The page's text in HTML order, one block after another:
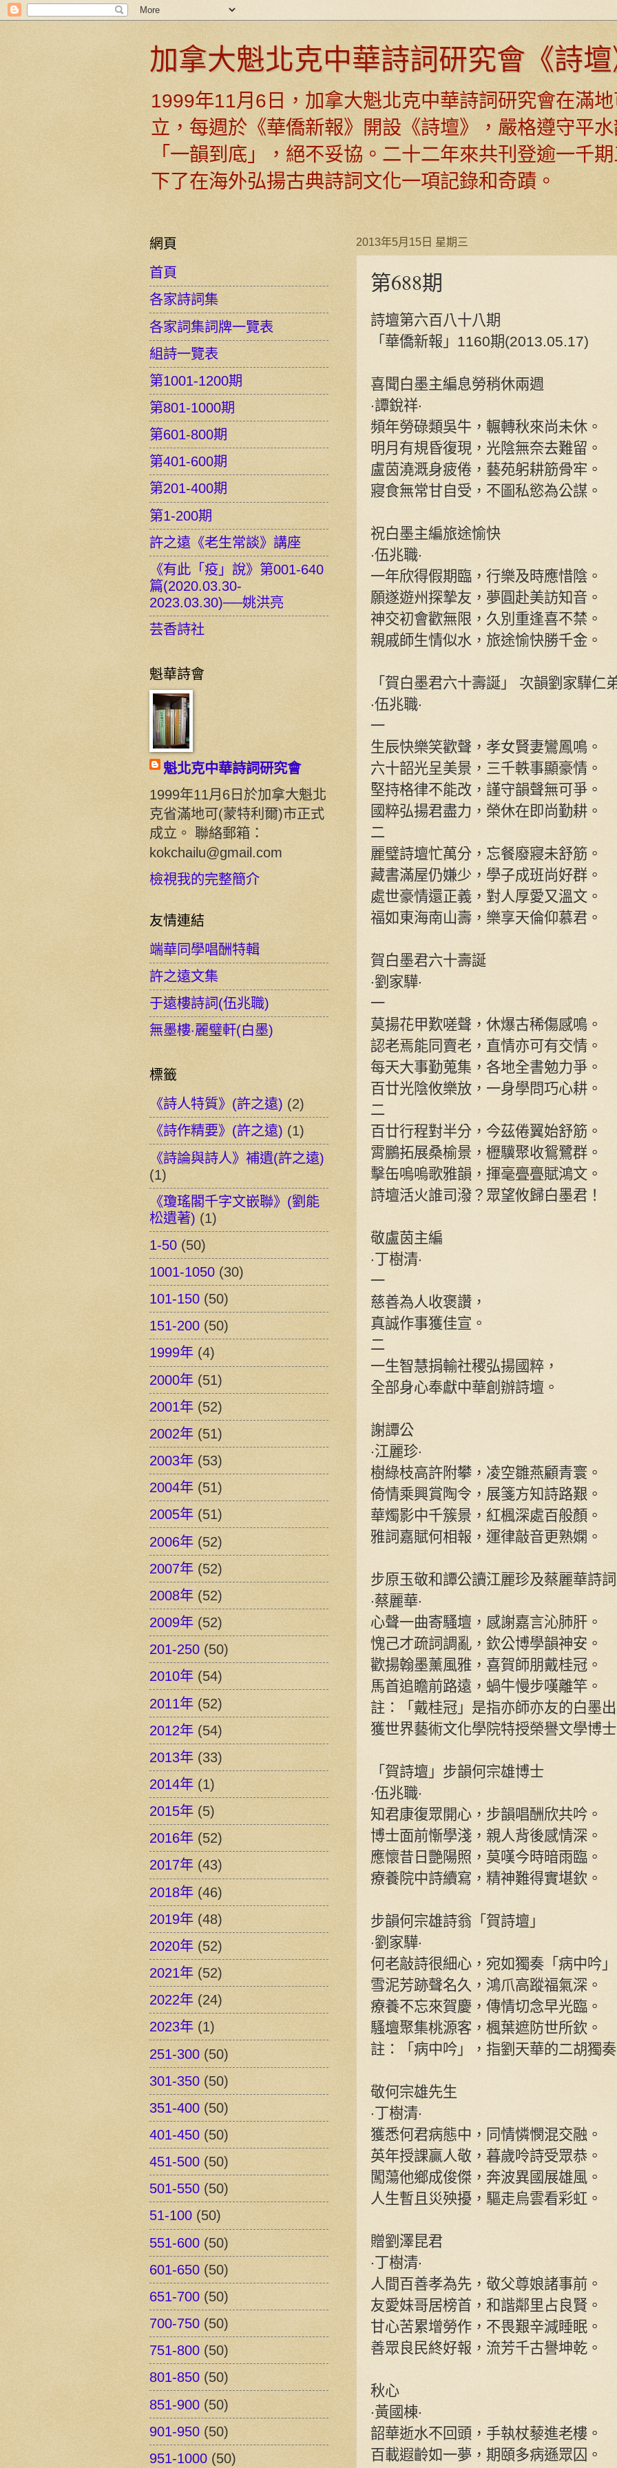
加拿大魁北克中華詩詞研究會《詩
1999年11月6日，加拿大魁北克中華詩詞研究會在滿
立，每週於《華僑新報》開設《詩壇》，嚴格遵守平
「一韻到底」，絕不妥協。二十二年來共刊登逾一千
下了在海外弘揚古典詩詞文化一項記錄和奇蹟。
2013年5月15日 星期三
第688期
詩壇第六百八十八期
「華僑新報」1160期(2013.05.17)
喜聞白墨主編息勞稍休兩週
‧譚銳祥‧
頻年勞碌類吳牛，輾轉秋來尚未休。
明月有規昏復現，光陰無奈去難留。
盧茵澆溉身疲倦，藝苑躬耕筋骨牢。
寢食無常甘自受，不圖私慾為公謀。
祝白墨主編旅途愉快
‧伍兆職‧
一年欣得假期臨，行樂及時應惜陰。
願遂遊州探摯友，夢圓赴美訪知音。
神交初會歡無限，久別重逢喜不禁。
親戚師生情似水，旅途愉快勝千金。
「賀白墨君六十壽誕」 次韻劉家驊仁
‧伍兆職‧
一
生辰快樂笑歡聲，孝女賢妻鸞鳳鳴。
六十韶光呈美景，三千軼事顯豪情。
堅持格律不能改，謹守韻聲無可爭。
國粹弘揚君盡力，榮休在即尚勤耕。
二
麗璧詩壇忙萬分，忘餐廢寢未舒筋。
藏書滿屋仍嫌少，學子成班尚好群。
處世豪情還正義，對人厚愛又溫文。
福如東海南山壽，樂享天倫仰慕君。
賀白墨君六十壽誕
‧劉家驊‧
一
莫揚花甲歎嗟聲，休爆古稀傷感鳴。
認老焉能同賣老，直情亦可有交情。
每天大事勤蒐集，各地全書勉力爭。
百廿光陰攸樂放，一身學問巧心耕。
二
百廿行程對半分，今茲倦翼始舒筋。
霄鵬拓展桑榆景，櫪驥聚收鴛鷺群。
擊缶嗚嗚歌雅韻，揮毫亹亹賦鴻文。
詩壇活火誰司潑？眾望攸歸白墨君！
敬盧茵主編
‧丁樹清‧
一
慈善為人收褒讚，
真誠作事獲佳宣。
二
一生智慧捐輸社稷弘揚國粹，
全部身心奉獻中華創辦詩壇。
謝譚公
‧江麗珍‧
樹綠枝高許附攀，凌空雛燕顧青寰。
倚情乘興賞陶令，展箋方知詩路艱。
華燭影中千簇景，紅楓深處百般顏。
雅詞嘉賦何相報，運律敲音更熟嫻。
步原玉敬和譚公讀江麗珍及蔡麗華詩
‧蔡麗華‧
心聲一曲寄騷壇，感謝嘉言沁肺肝。
愧己才疏詞調亂，欽公博學韻神安。
歡揚翰墨薰風雅，喜賀師朋戴桂冠。
馬首追瞻前路遠，蝸牛慢步嘆離竿。
註：「戴桂冠」是指亦師亦友的白墨
獲世界藝術文化學院特授榮譽文學博
「賀詩壇」步韻何宗雄博士
‧伍兆職‧
知君康復眾開心，步韻唱酬欣共吟。
博士面前慚學淺，親人背後感情深。
應懷昔日艷陽照，莫嘆今時暗雨臨。
療養院中詩續寫，精神難得實堪欽。
步韻何宗雄詩翁「賀詩壇」
‧劉家驊‧
何老敲詩很細心，宛如獨奏「病中吟
雪泥芳跡聲名久，鴻爪高蹤福氣深。
療養不忘來賀慶，傳情切念早光臨。
騷壇聚集桃源客，楓葉遮防世所欽。
註：「病中吟」，指劉天華的二胡獨
敬何宗雄先生
‧丁樹清‧
獲悉何君病態中，同情憐憫混交融。
英年授課贏人敬，暮歲呤詩受眾恭。
闖蕩他鄉成俊傑，奔波異國展雄風。
人生暫且災殃擾，驅走烏雲看彩虹。
贈劉澤昆君
‧丁樹清‧
人間百善孝為先，敬父尊娘諸事前。
友愛妹哥居榜首，和諧鄰里占良賢。
甘心苦累增勞作，不畏艱辛減睡眠。
善眾良民終好報，流芳千古譽坤乾。
秋心
‧黃國棟‧
韶華逝水不回頭，手執杖藜進老樓。
百載遐齡如一夢，期頤多病遜眾囚。
網頁
首頁
各家詩詞集
各家詞集詞牌一覽表
組詩一覽表
第1001-1200期
第801-1000期
第601-800期
第401-600期
第201-400期
第1-200期
許之遠《老生常談》講座
《有此「疫」說》第001-640
篇(2020.03.30-
2023.03.30)──姚洪亮
芸香詩社
魁華詩會
魁北克中華詩詞研究會
1999年11月6日於加拿大魁北
克省滿地可(蒙特利爾)市正式
成立。 聯絡郵箱：
kokchailu@gmail.com
檢視我的完整簡介
友情連結
端華同學唱酬特輯
許之遠文集
于遠樓詩詞(伍兆職)
無墨樓‧麗璧軒(白墨)
標籤
《詩人特質》(許之遠) (2)
《詩作精要》(許之遠) (1)
《詩論與詩人》補遺(許之遠)
(1)
《瓊瑤閣千字文嵌聯》(劉能
松遺著) (1)
1-50 (50)
1001-1050 (30)
101-150 (50)
151-200 (50)
1999年 (4)
2000年 (51)
2001年 (52)
2002年 (51)
2003年 (53)
2004年 (51)
2005年 (51)
2006年 (52)
2007年 (52)
2008年 (52)
2009年 (52)
201-250 (50)
2010年 (54)
2011年 (52)
2012年 (54)
2013年 (33)
2014年 (1)
2015年 (5)
2016年 (52)
2017年 (43)
2018年 (46)
2019年 (48)
2020年 (52)
2021年 (52)
2022年 (24)
2023年 (1)
251-300 (50)
301-350 (50)
351-400 (50)
401-450 (50)
451-500 (50)
501-550 (50)
51-100 (50)
551-600 (50)
601-650 (50)
651-700 (50)
700-750 (50)
751-800 (50)
801-850 (50)
851-900 (50)
901-950 (50)
951-1000 (50)